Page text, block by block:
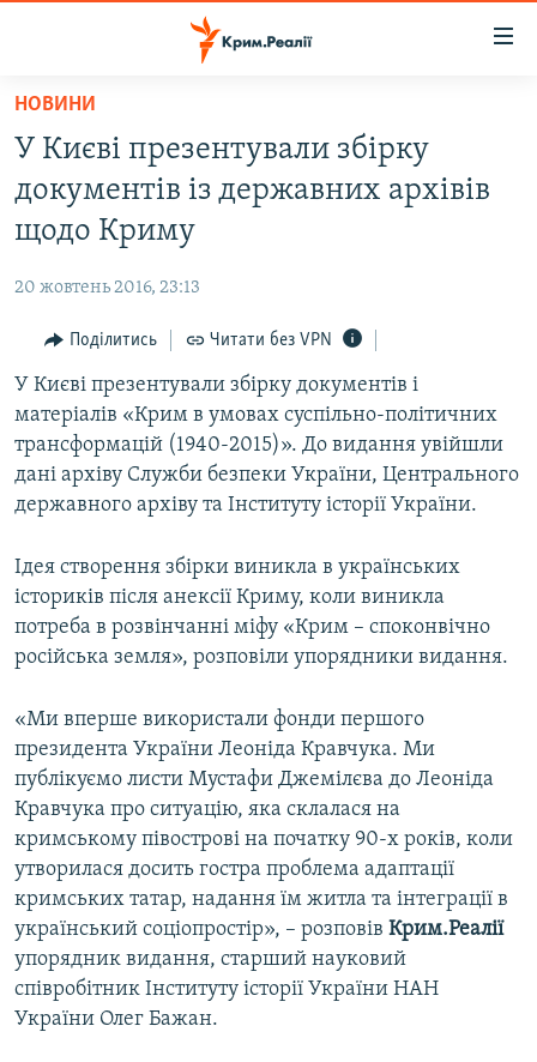
Перейти
основного
матеріалу
Перейти
до
основної
Перейти
пошуку
ВІДЕО ТА ФОТО
БЛОГИ
ПОГЛЯД
ІНТЕРВ'Ю
ВСЕ ЗА ДЕНЬ
СПЕЦПРОЕКТИ
ДЕПОРТАЦІЯ
ВІДЕОУРОКИ «ELIFBE»
СВІДЧЕННЯ ОКУПАЦІЇ
УКРАЇНСЬКА ПРОБЛЕМА КРИМУ
ЯК ОБІЙТИ БЛОКУВАННЯ
Русский
Qırımtatar
Усі сайти RFE/RL
НОВИНИ
У Києві презентували збірку
документів із державних архівів
щодо Криму
20 жовтень 2016, 23:13
Поділитись Читати без VPN
У Києві презентували збірку документів і
матеріалів «Крим в умовах суспільно-політичних
трансформацій (1940-2015)». До видання увійшли
дані архіву Служби безпеки України, Центрального
державного архіву та Інституту історії України.
Ідея створення збірки виникла в українських
істориків після анексії Криму, коли виникла
потреба в розвінчанні міфу «Крим – споконвічно
російська земля», розповіли упорядники видання.
«Ми вперше використали фонди першого
президента України Леоніда Кравчука. Ми
публікуємо листи Мустафи Джемілєва до Леоніда
Кравчука про ситуацію, яка склалася на
кримському півострові на початку 90-х років, коли
утворилася досить гостра проблема адаптації
кримських татар, надання їм житла та інтеграції в
український соціопростір», – розповів Крим.Реалії
упорядник видання, старший науковий
співробітник Інституту історії України НАН
України Олег Бажан.